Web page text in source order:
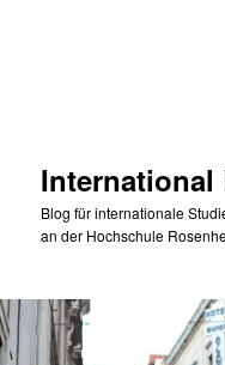
International
Blog für internationale
an der Hochschule